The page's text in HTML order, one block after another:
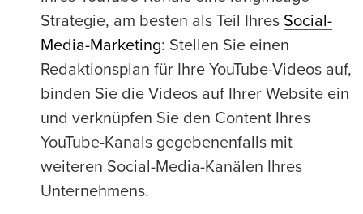
Strategie, am besten als Teil Ihres Social-
Media-Marketing: Stellen Sie einen
Redaktionsplan für Ihre YouTube-Videos auf,
binden Sie die Videos auf Ihrer Website ein
und verknüpfen Sie den Content Ihres
YouTube-Kanals gegebenenfalls mit
weiteren Social-Media-Kanälen Ihres
Unternehmens.